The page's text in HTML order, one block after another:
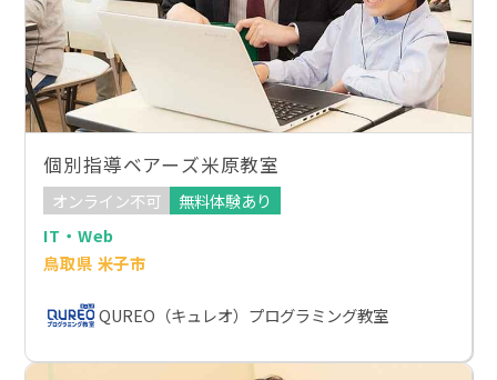
個別指導ベアーズ米原教室
オンライン不可
無料体験あり
IT・Web
鳥取県 米子市
QUREO（キュレオ）プログラミング教室